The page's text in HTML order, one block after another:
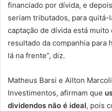
financiado por dívida, e
seriam tributados, para quitá-
captação de dívida está
resultado da companhia para
lá na frente”, diz.
Matheus Barsi e Ailton
Investimentos, afirmam que
dividendos não é ideal, pois